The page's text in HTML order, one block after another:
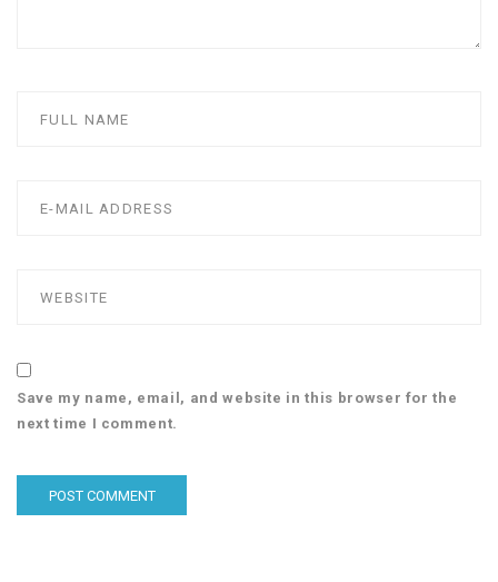
Save my name, email, and website in this browser for the
next time I comment.